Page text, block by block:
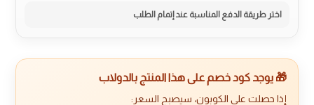
🎁 يوجد كود خصم على هذا المنتج بالدولاب
إذا حصلت على الكوبون، سيصبح السعر: